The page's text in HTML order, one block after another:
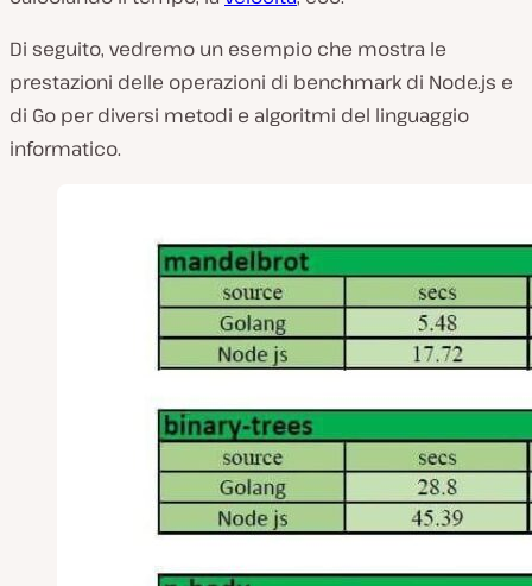
Di seguito, vedremo un esempio che mostra le
prestazioni delle operazioni di benchmark di Node.js e
di Go per diversi metodi e algoritmi del linguaggio
informatico.